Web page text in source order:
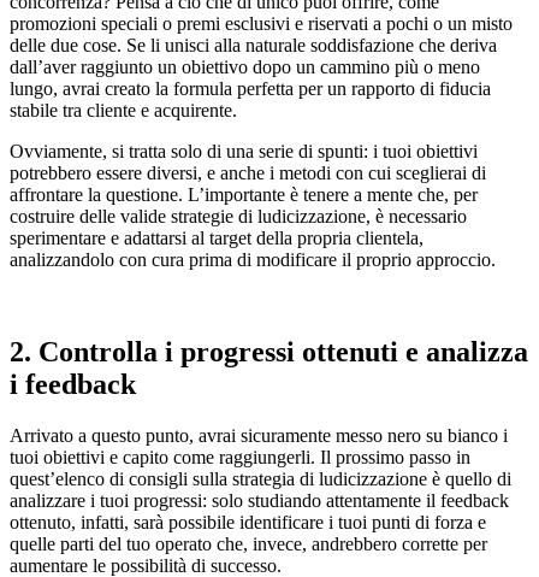
promozioni speciali o premi esclusivi e riservati a pochi o un misto
delle due cose. Se li unisci alla naturale soddisfazione che deriva
dall’aver raggiunto un obiettivo dopo un cammino più o meno
lungo, avrai creato la formula perfetta per un rapporto di fiducia
stabile tra cliente e acquirente.
Ovviamente, si tratta solo di una serie di spunti: i tuoi obiettivi
potrebbero essere diversi, e anche i metodi con cui sceglierai di
affrontare la questione. L’importante è tenere a mente che, per
costruire delle valide strategie di ludicizzazione, è necessario
sperimentare e adattarsi al target della propria clientela,
analizzandolo con cura prima di modificare il proprio approccio.
2. Controlla i progressi ottenuti e analizza
i feedback
Arrivato a questo punto, avrai sicuramente messo nero su bianco i
tuoi obiettivi e capito come raggiungerli. Il prossimo passo in
quest’elenco di consigli sulla strategia di ludicizzazione è quello di
analizzare i tuoi progressi: solo studiando attentamente il feedback
ottenuto, infatti, sarà possibile identificare i tuoi punti di forza e
quelle parti del tuo operato che, invece, andrebbero corrette per
aumentare le possibilità di successo.